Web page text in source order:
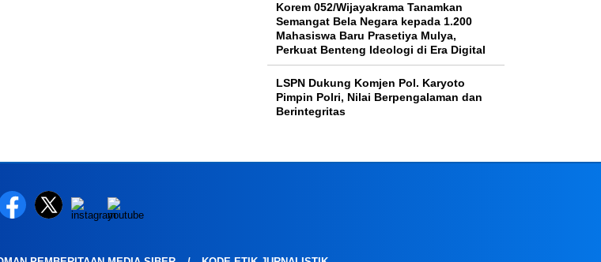
Korem 052/Wijayakrama Tanamkan
Semangat Bela Negara kepada 1.200
Mahasiswa Baru Prasetiya Mulya,
Perkuat Benteng Ideologi di Era Digital
LSPN Dukung Komjen Pol. Karyoto
Pimpin Polri, Nilai Berpengalaman dan
Berintegritas